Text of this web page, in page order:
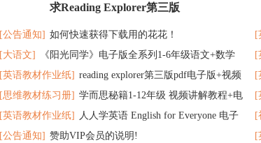
求Reading Explorer第三版
[公告通知] 如何快速获得下载用的花花！
[大语文]
《阳光同学》电子版全系列1-6年级语文+数学
+英语
[英语教材作业纸] reading explorer第三版pdf电子版+视频
+音频 百度云网盘下载
[思维教材练习册] 学而思秘籍1-12年级 视频讲解教程+电
子版PDF全册 百度网盘
[英语教材作业纸] 人人学英语 English for Everyone 电子
版pdf 百度网盘下载
[公告通知] 赞助VIP会员的说明!
[
[
[
[
[
[